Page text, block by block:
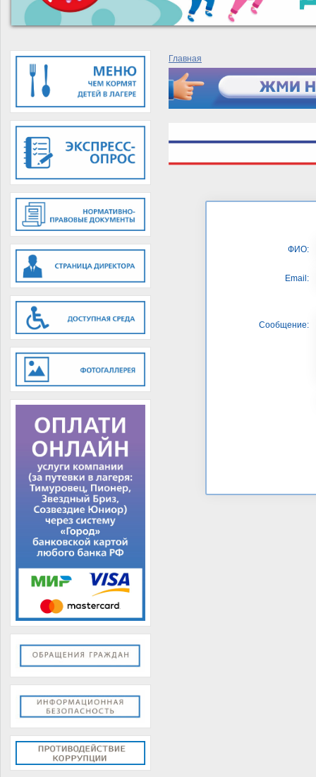
Главная
ФИО:
Email:
Сообщение: